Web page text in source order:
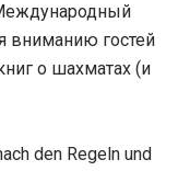
вниманию гостей
о шахматах (и
den Regeln und